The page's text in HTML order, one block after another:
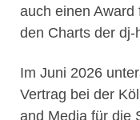
auch einen Award
den Charts der dj-
Im Juni 2026
Vertrag bei der
and Media für die